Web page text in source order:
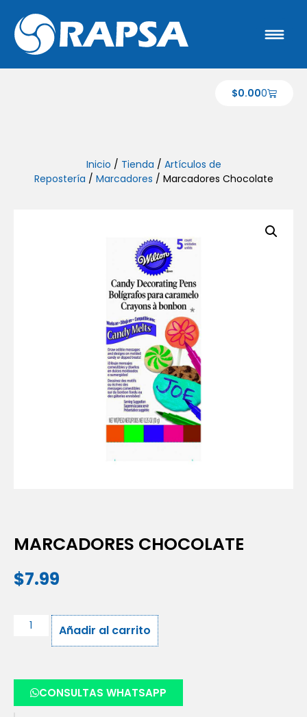
$0.000
Inicio / Tienda / Artículos de
Repostería / Marcadores / Marcadores Chocolate
MARCADORES CHOCOLATE
$7.99
Añadir al carrito
CONSULTAS WHATSAPP